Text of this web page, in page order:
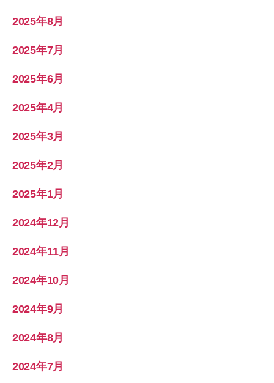
2025年8月
2025年7月
2025年6月
2025年4月
2025年3月
2025年2月
2025年1月
2024年12月
2024年11月
2024年10月
2024年9月
2024年8月
2024年7月